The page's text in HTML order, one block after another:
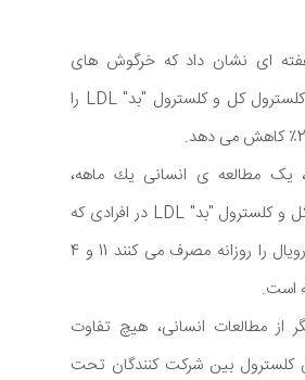
12 هفته ای نشان داد که خرگوش های
حاوی ژل رویال، کلسترول کل و کلسترول "بد" LDL را
یک مطالعه ی انسانی یك ماهه،
كاهش كلسترول كل و كلسترول "بد" LDL در افرادی كه
حدود 3 گرم ژل رویال را روزانه مصرف می كنند 11 و 4
است.
از مطالعات انسانی، هیچ تفاوت
کلسترول بین شرکت کنندگان تحت